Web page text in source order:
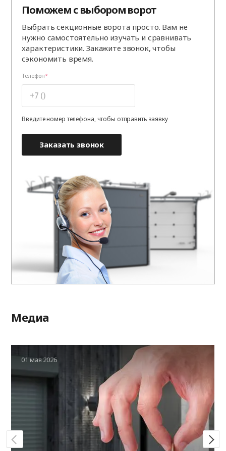
Поможем с выбором ворот
Выбрать секционные ворота просто. Вам не
нужно самостоятельно изучать и сравнивать
характеристики. Закажите звонок, чтобы
сэкономить время.
Телефон
Введите номер телефона, чтобы отправить заявку
Заказать звонок
Медиа
01 мая 2026